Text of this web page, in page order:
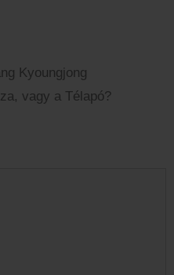
Kyoungjong
vagy a Télapó?